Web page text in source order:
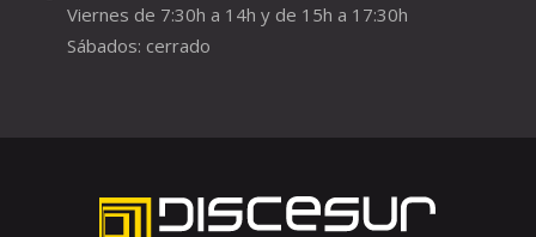
Viernes de 7:30h a 14h y de 15h a 17:30h
Sábados: cerrado